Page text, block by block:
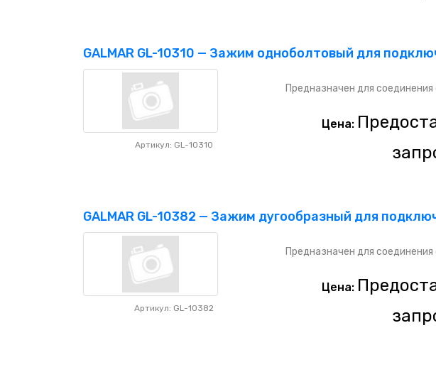
GALMAR GL-10310 — Зажим одноболтовый для
Артикул: GL-10310
Предназначен для
Цена:
GALMAR GL-10382 — Зажим дугообразный для
Артикул: GL-10382
Предназначен для
Цена: